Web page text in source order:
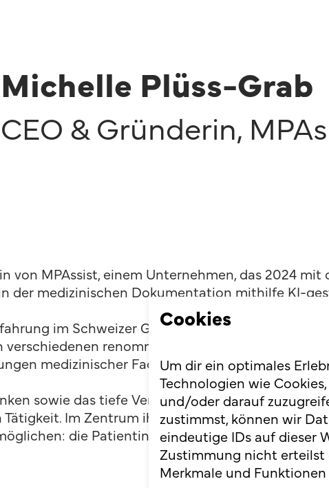
Michelle Plüss-Grab
CEO & Gründerin,
von MPAssist, einem Unternehmen, das 2024
der medizinischen Dokumentation mithilfe KI-
im Schweizer Gesundheitswesen mit. Als
verschiedenen renommierten Praxen und
medizinischer Fachpersonen aus erster Hand.
sowie das tiefe Verständnis für die
Im Zentrum ihrer Arbeit steht,
die Patientinnen und Patienten.
Cookies
Um dir ein optimales
Technologien wie
und/oder darauf
zustimmst, können wir
eindeutige IDs auf dieser
Zustimmung nicht erteilst
Merkmale und